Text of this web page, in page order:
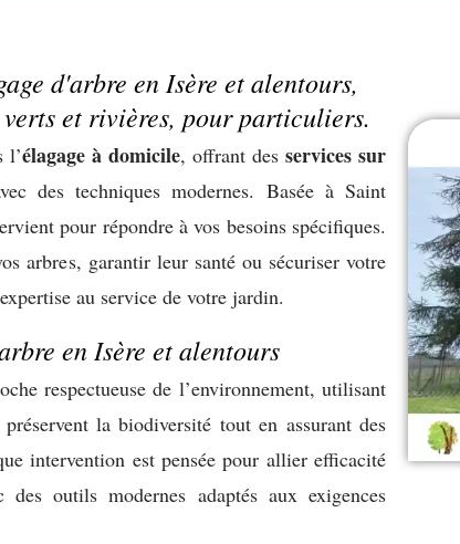
d'arbre en Isère et alentours,
et rivières, pour particuliers.
l’élagage à domicile, offrant des services sur
des techniques modernes. Basée à Saint
pour répondre à vos besoins spécifiques.
arbres, garantir leur santé ou sécuriser votre
au service de votre jardin.
en Isère et alentours
respectueuse de l’environnement, utilisant
la biodiversité tout en assurant des
intervention est pensée pour allier efficacité
outils modernes adaptés aux exigences